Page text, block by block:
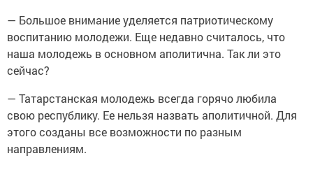
— Большое внимание уделяется патриотическому
воспитанию молодежи. Еще недавно считалось, что
наша молодежь в основном аполитична. Так ли это
сейчас?
— Татарстанская молодежь всегда горячо любила
свою республику. Ее нельзя назвать аполитичной. Для
этого созданы все возможности по разным
направлениям.